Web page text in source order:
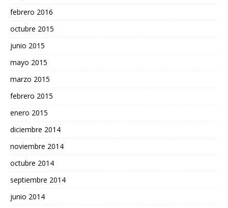
febrero 2016
octubre 2015
junio 2015
mayo 2015
marzo 2015
febrero 2015
enero 2015
diciembre 2014
noviembre 2014
octubre 2014
septiembre 2014
junio 2014